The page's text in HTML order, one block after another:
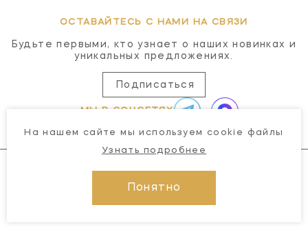
ОСТАВАЙТЕСЬ С НАМИ НА СВЯЗИ
Будьте первыми, кто узнает о наших новинках и
уникальных предложениях.
Подписаться
МЫ В СОЦСЕТЯХ
На нашем сайте мы используем cookie файлы
Узнать подробнее
Понятно